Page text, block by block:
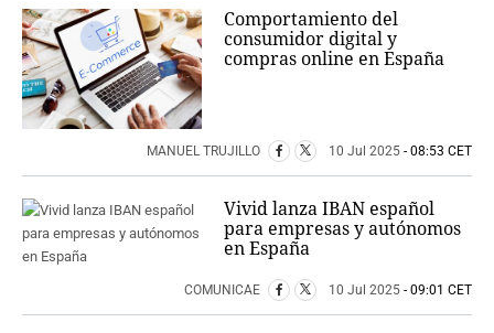
Comportamiento del
consumidor digital y
compras online en España
MANUEL TRUJILLO 10 Jul 2025 - 08:53 CET
Vivid lanza IBAN español
para empresas y autónomos
en España
COMUNICAE 10 Jul 2025 - 09:01 CET